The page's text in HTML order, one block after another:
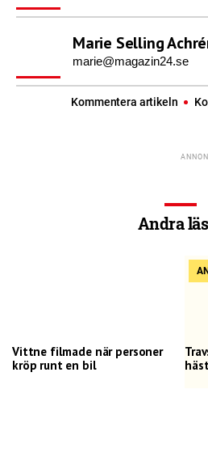
Marie Selling
marie@magazin24.se
Kommentera artikeln
Andra
Vittne filmade när personer
kröp runt en bil